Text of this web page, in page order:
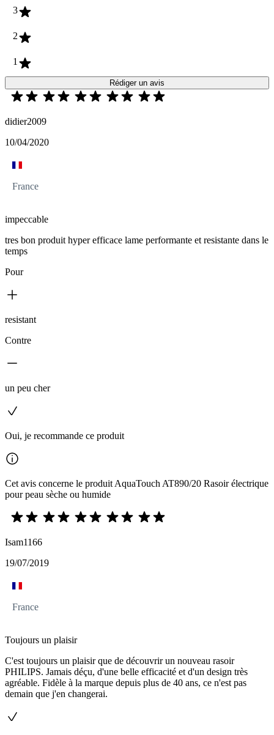
3
2
1
Rédiger un avis
didier2009
10/04/2020
France
impeccable
tres bon produit hyper efficace lame performante et resistante dans le
temps
Pour
resistant
Contre
un peu cher
Oui, je recommande ce produit
Cet avis concerne le produit AquaTouch AT890/20 Rasoir électrique
pour peau sèche ou humide
Isam1166
19/07/2019
France
Toujours un plaisir
C'est toujours un plaisir que de découvrir un nouveau rasoir
PHILIPS. Jamais déçu, d'une belle efficacité et d'un design très
agréable. Fidèle à la marque depuis plus de 40 ans, ce n'est pas
demain que j'en changerai.